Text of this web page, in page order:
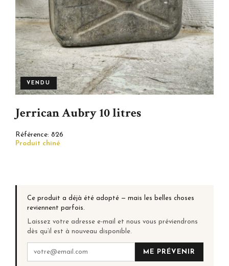
VENDU
Jerrican Aubry 10 litres
Référence: 826
Produit chiné
Ce produit a déjà été adopté — mais les belles choses
reviennent parfois.
Laissez votre adresse e-mail et nous vous préviendrons
dès qu’il est à nouveau disponible.
ME PRÉVENIR